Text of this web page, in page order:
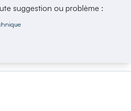
suggestion ou problème :